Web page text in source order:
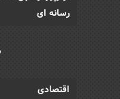
رسانه ای
اقتصادی